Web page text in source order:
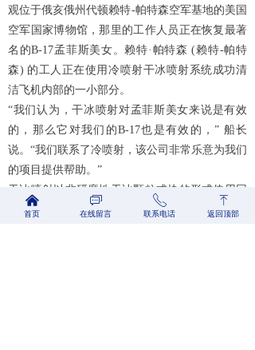
观位于俄亥俄州代顿赖特-帕特森空军基地的美国
空军国家博物馆，那里的工作人员正在恢复最著
名的B-17孟菲斯美女。赖特·帕特森 (赖特-帕特
森) 的工人正在使用冷喷射干冰喷射系统成功清
洁飞机内部的一小部分。
“我们认为，干冰喷射对孟菲斯美女来说是有效
的，那么它对我们的B-17也是有效的，” 船长
说。“我们联系了冷喷射，该公司非常乐意为我们
的项目提供帮助。”
干冰喷射以非研磨性干冰颗粒或块的形式使用回
收的二氧化碳，用于各种清洁应用。用用户控制
낀
首页
ꀃ
在线留言
ꂅ
联系电话
ꁸ
返回顶部